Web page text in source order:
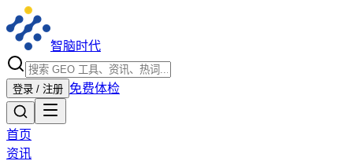
智脑时代
登录 / 注册 免费体检
首页
资讯